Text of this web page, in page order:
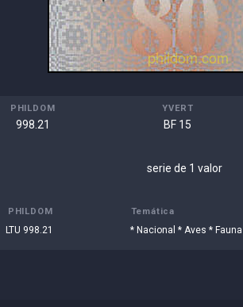
PHILDOM
998.21
YVERT
BF 15
serie de 1 valor
PHILDOM Temática
LTU 998.21 * Nacional * Aves * Fauna